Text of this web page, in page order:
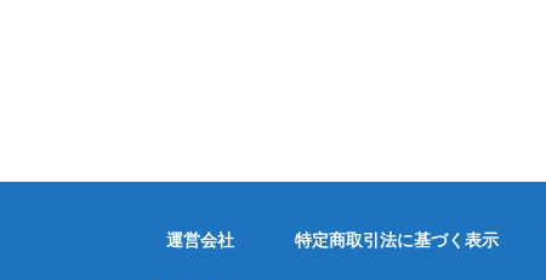
運営会社 特定商取引法に基づく表示